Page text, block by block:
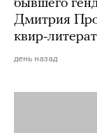
бывшего
Дмитрия
квир-
день назад